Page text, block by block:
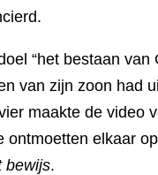
“het bestaan
van zijn zoon had
maakte de video
elkaar
bewijs.